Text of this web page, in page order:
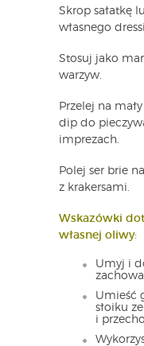
Skrop sałatkę
własnego
Stosuj jako
warzyw.
Przelej na
dip do
imprezach.
Polej ser brie
z krakersami.
Wskazówki
własnej oliwy:
Umyj i
Umieść
słoiku
i